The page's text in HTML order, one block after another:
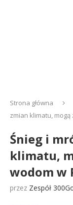
Strona główna
zmian klimatu,
Śnieg i
klimatu,
wodom w
przez Zespół